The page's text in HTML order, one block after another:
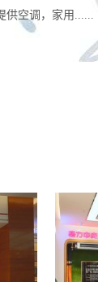
空调，家用......